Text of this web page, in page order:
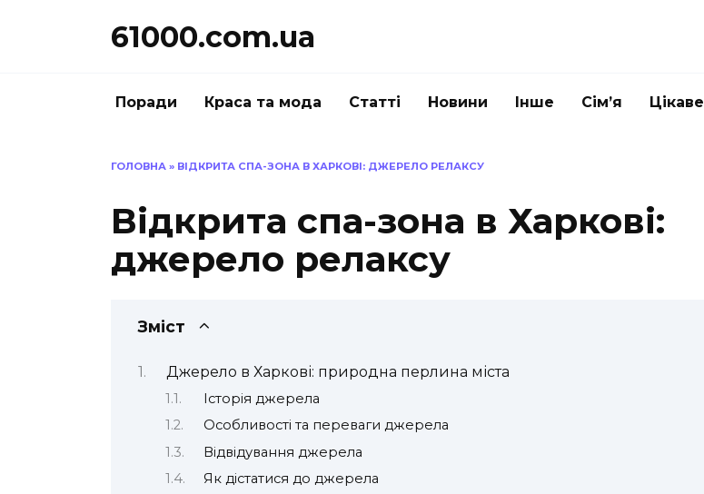
61000.com.ua
Поради Краса та мода Статті Новини Інше Сім’я Цікаве
ГОЛОВНА » ВІДКРИТА СПА-ЗОНА В ХАРКОВІ: ДЖЕРЕЛО РЕЛАКСУ
Відкрита спа-зона в Харкові:
джерело релаксу
Зміст
Джерело в Харкові: природна перлина міста
Історія джерела
Особливості та переваги джерела
Відвідування джерела
Як дістатися до джерела